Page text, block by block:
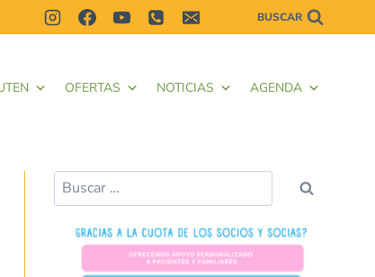
BUSCAR
OFERTAS NOTICIAS AGENDA